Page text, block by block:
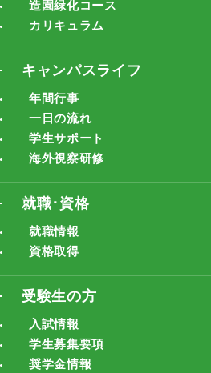
造園緑化コース
カリキュラム
キャンパスライフ
年間行事
一日の流れ
学生サポート
海外視察研修
就職･資格
就職情報
資格取得
受験生の方
入試情報
学生募集要項
奨学金情報